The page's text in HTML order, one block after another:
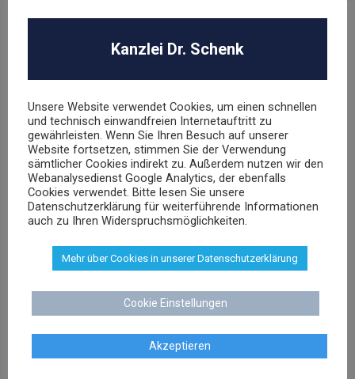
Dr. Stephan Schenk
Rechtsanwalt und Fachanwalt für gewerblichen
Rechtsschutz
EMAIL sschenk@dr-schenk.net
Kanzlei Dr. Schenk
Unsere Website verwendet Cookies, um einen schnellen
und technisch einwandfreien Internetauftritt zu
gewährleisten. Wenn Sie Ihren Besuch auf unserer
Website fortsetzen, stimmen Sie der Verwendung
sämtlicher Cookies indirekt zu. Außerdem nutzen wir den
Webanalysedienst Google Analytics, der ebenfalls
Cookies verwendet. Bitte lesen Sie unsere
Datenschutzerklärung für weiterführende Informationen
auch zu Ihren Widerspruchsmöglichkeiten.
Mehr über Cookies in unserer Datenschutzerklärung
Cookie Einstellungen
Akzeptieren